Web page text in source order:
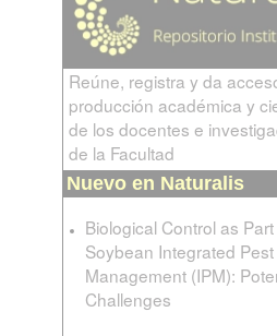
Reúne, registra y da
producción académica y
de los docentes e
de la Facultad
Nuevo en Naturalis
Biological Control as
Soybean Integrated Pest
Management (IPM):
Challenges